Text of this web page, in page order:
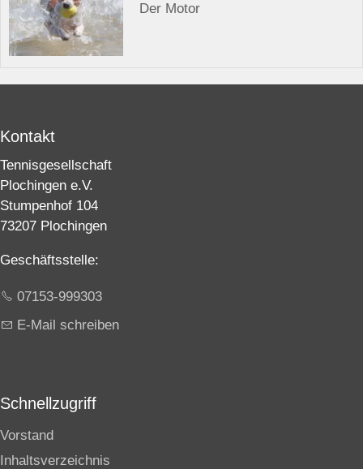
Der Motor
Kontakt
Tennisgesellschaft
Plochingen e.V.
Stumpenhof 104
73207 Plochingen
Geschäftsstelle:
07153-999303
E-Mail schreiben
Schnellzugriff
Vorstand
Inhaltsverzeichnis